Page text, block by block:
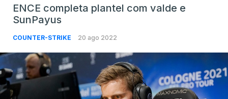
ENCE completa plantel com valde e
SunPayus
COUNTER-STRIKE 20 ago 2022